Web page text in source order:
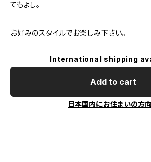
てもよし。
お好みのスタイルでお楽しみ下さい。
International shipping
Add to cart
日本国内にお住まいの方